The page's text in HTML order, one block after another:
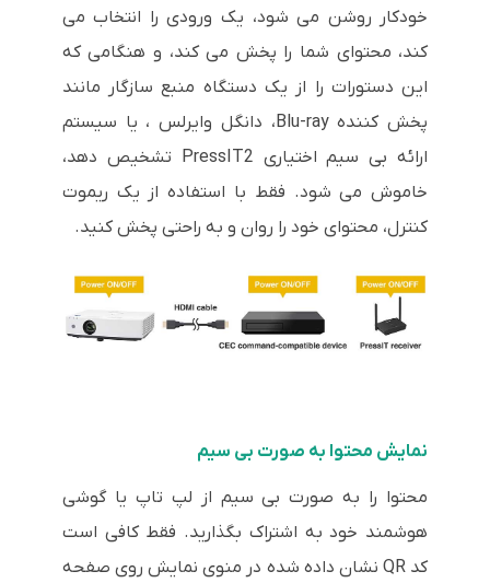
خودکار روشن می شود، یک ورودی را انتخاب می
کند، محتوای شما را پخش می کند، و هنگامی که
این دستورات را از یک دستگاه منبع سازگار مانند
پخش کننده Blu-ray، دانگل وایرلس ، یا سیستم
ارائه بی سیم اختیاری PressIT2 تشخیص دهد،
خاموش می شود. فقط با استفاده از یک ریموت
کنترل، محتوای خود را روان و به راحتی پخش کنید.
نمایش محتوا به صورت بی سیم
محتوا را به صورت بی سیم از لپ تاپ یا گوشی
هوشمند خود به اشتراک بگذارید. فقط کافی است
کد QR نشان داده شده در منوی نمایش روی صفحه